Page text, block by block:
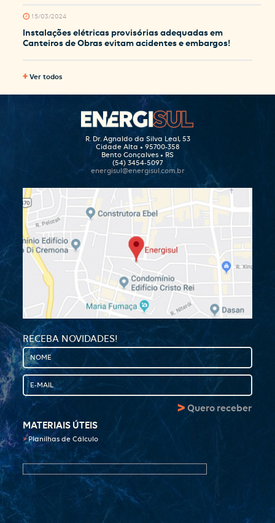
15/03/2024
Instalações elétricas provisórias adequadas em
Canteiros de Obras evitam acidentes e embargos!
+Ver todos
R. Dr. Agnaldo da Silva Leal, 53
Cidade Alta • 95700-358
Bento Gonçalves • RS
(54) 3454-5097
energisul@energisul.com.br
RECEBA NOVIDADES!
> Quero receber
MATERIAIS ÚTEIS
>Planilhas de Cálculo